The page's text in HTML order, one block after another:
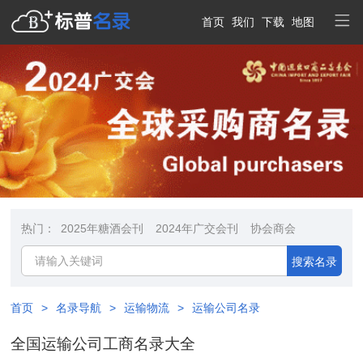
首页 我们 下载 地图
热门： 2025年糖酒会刊 2024年广交会刊 协会商会
搜索名录
首页 > 名录导航 > 运输物流 > 运输公司名录
全国运输公司工商名录大全